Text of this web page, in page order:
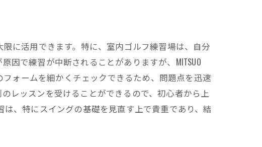
限に活用できます。特に、室内ゴルフ練習場は、自分
で練習が中断されることがありますが、MITSUO
ォームを細かくチェックできるため、問題点を迅速
レッスンを受けることができるので、初心者から上
、特にスイングの基礎を見直す上で貴重であり、結